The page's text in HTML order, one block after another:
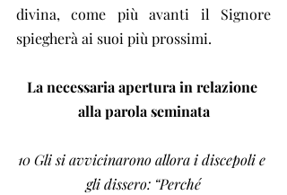
divina, come più avanti il Signore
spiegherà ai suoi più prossimi.
La necessaria apertura in relazione
alla parola seminata
10 Gli si avvicinarono allora i discepoli e
gli dissero: “Perché